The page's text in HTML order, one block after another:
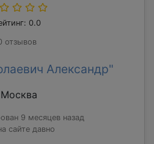
0.0
отзывов
Александр"
Москва
9 месяцев назад
сайте давно